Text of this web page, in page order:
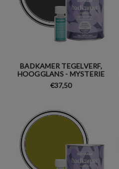
BADKAMER TEGELVERF,
HOOGGLANS - MYSTERIE
€37,50